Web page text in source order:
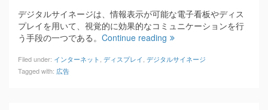
デジタルサイネージは、情報表示が可能な電子看板やディス
プレイを用いて、視覚的に効果的なコミュニケーションを行
う手段の一つである。 Continue reading
Filed under: インターネット ディスプレイ デジタルサイネージ
Tagged with: 広告